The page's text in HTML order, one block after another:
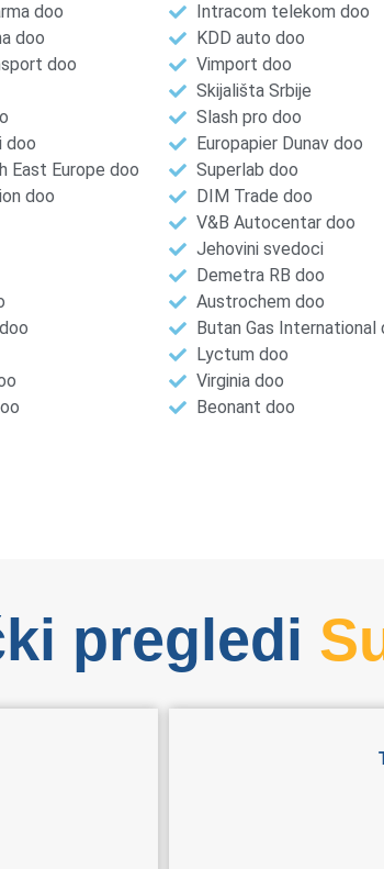
doo
doo
doo
doo
East Europe doo
doo
Intracom telekom doo
KDD auto doo
Vimport doo
Skijališta Srbije
Slash pro doo
Europapier Dunav doo
Superlab doo
DIM Trade doo
V&B Autocentar doo
Jehovini svedoci
Demetra RB doo
Austrochem doo
Butan Gas International
Lyctum doo
Virginia doo
Beonant doo
pregledi